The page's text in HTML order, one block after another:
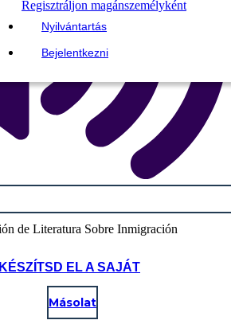
Regisztráljon magánszemélyként
Nyilvántartás
Bejelentkezni
KÉSZÍTSD EL A SAJÁT
Másolat